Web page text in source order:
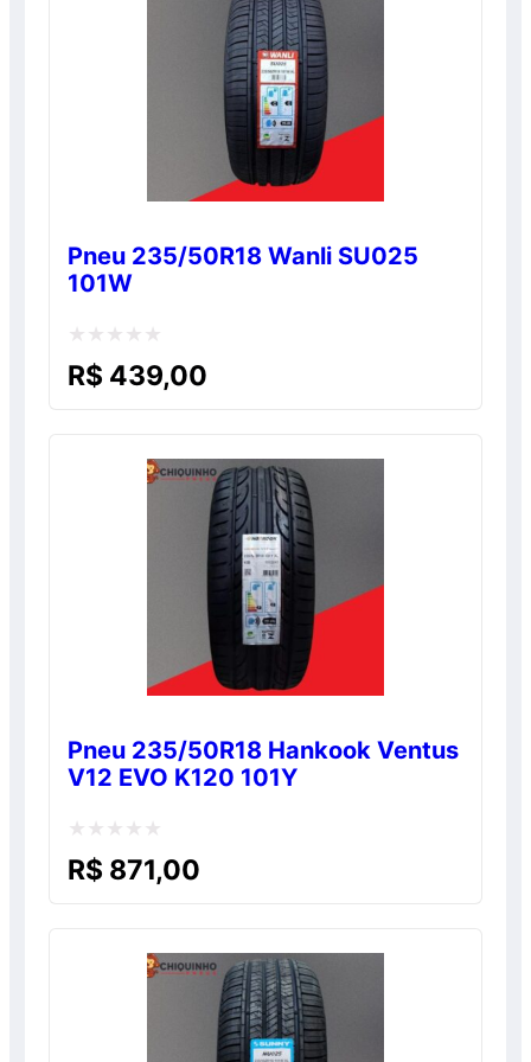
Pneu 235/50R18 Wanli SU025
101W
Avaliação
R$ 439,00
Pneu 235/50R18 Hankook Ventus
V12 EVO K120 101Y
Avaliação
R$ 871,00